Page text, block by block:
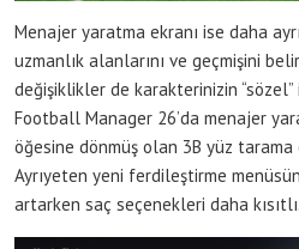
Menajer yaratma ekranı ise daha
uzmanlık alanlarını ve geçmişini
değişiklikler de karakterinizin
Football Manager 26’da menajer
öğesine dönmüş olan 3B yüz
Ayrıyeten yeni ferdileştirme
artarken saç seçenekleri daha kısıtlı.